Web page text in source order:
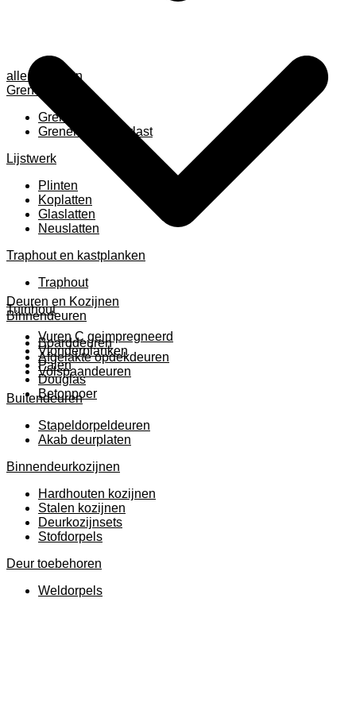
alle anzeigen
Grenen
Grenen B ruw
Grenen gevingerlast
Lijstwerk
Plinten
Koplatten
Glaslatten
Neuslatten
Traphout en kastplanken
Traphout
Tuinhout
Vuren C geimpregneerd
Vlonderplanken
Palen
Douglas
Betonpoer
Deuren en Kozijnen
Binnendeuren
Boarddeuren
Afgelakte opdekdeuren
Volspaandeuren
Buitendeuren
Stapeldorpeldeuren
Akab deurplaten
Binnendeurkozijnen
Hardhouten kozijnen
Stalen kozijnen
Deurkozijnsets
Stofdorpels
Deur toebehoren
Weldorpels